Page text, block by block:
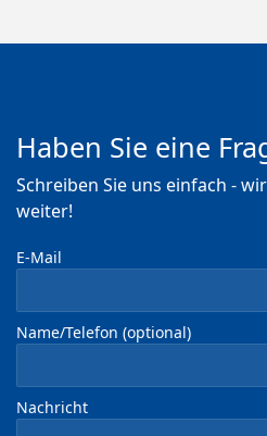
Haben Sie eine
Schreiben Sie uns einfach -
weiter!
E-Mail
Name/Telefon (optional)
Nachricht